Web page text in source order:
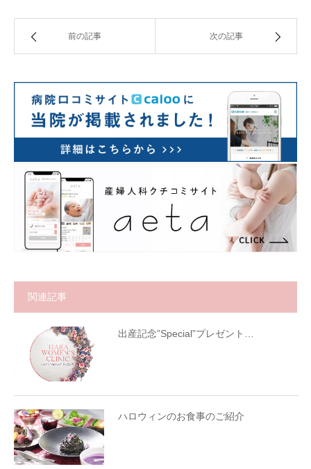
前の記事 次の記事
関連記事
出産記念”Special”プレゼント…
ハロウィンのお食事のご紹介